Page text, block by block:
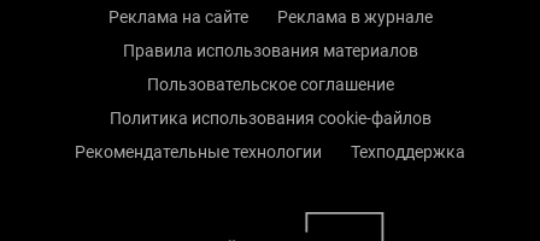
Реклама на сайте
Реклама в журнале
Правила использования материалов
Пользовательское соглашение
Политика использования cookie-файлов
Рекомендательные технологии
Техподдержка